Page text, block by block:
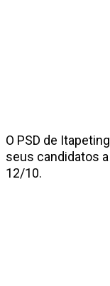
O PSD de
seus candidatos
12/10.